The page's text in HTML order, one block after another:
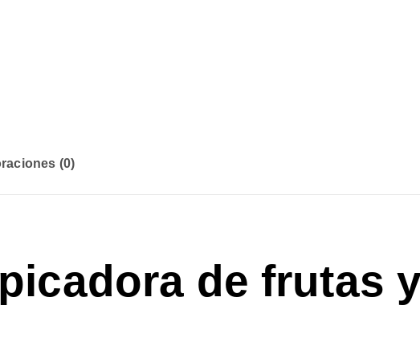
(0)
de frutas